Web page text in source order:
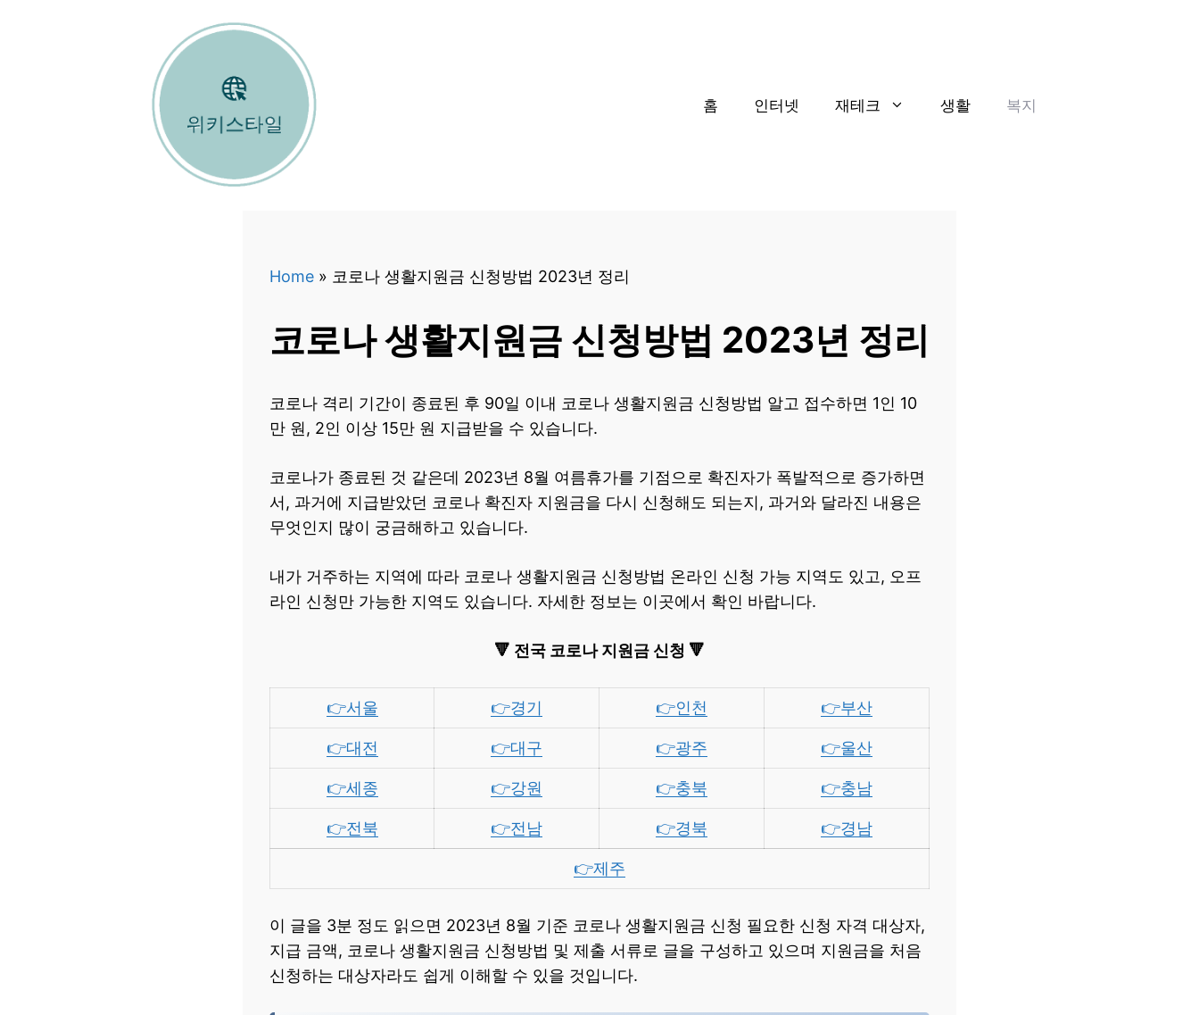
□ 홈 인터넷 재테크 생활 복지
Home » 코로나 생활지원금 신청방법 2023년 정리
코로나 생활지원금 신청방법 2023년 정리
코로나 격리 기간이 종료된 후 90일 이내 코로나 생활지원금 신청방법 알고 접수하면 1인 10
만 원, 2인 이상 15만 원 지급받을 수 있습니다.
코로나가 종료된 것 같은데 2023년 8월 여름휴가를 기점으로 확진자가 폭발적으로 증가하면
서, 과거에 지급받았던 코로나 확진자 지원금을 다시 신청해도 되는지, 과거와 달라진 내용은
무엇인지 많이 궁금해하고 있습니다.
내가 거주하는 지역에 따라 코로나 생활지원금 신청방법 온라인 신청 가능 지역도 있고, 오프
라인 신청만 가능한 지역도 있습니다. 자세한 정보는 이곳에서 확인 바랍니다.
🔻 전국 코로나 지원금 신청 🔻
👉서울 👉경기 👉인천 👉부산
👉대전 👉대구 👉광주 👉울산
👉세종 👉강원 👉충북 👉충남
👉전북 👉전남 👉경북 👉경남
👉제주
이 글을 3분 정도 읽으면 2023년 8월 기준 코로나 생활지원금 신청 필요한 신청 자격 대상자,
지급 금액, 코로나 생활지원금 신청방법 및 제출 서류로 글을 구성하고 있으며 지원금을 처음
신청하는 대상자라도 쉽게 이해할 수 있을 것입니다.